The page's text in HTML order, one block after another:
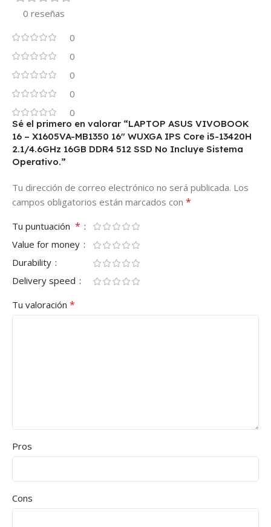
0 reseñas
0
0
0
0
0
Sé el primero en valorar “LAPTOP ASUS VIVOBOOK
16 – X1605VA-MB1350 16″ WUXGA IPS Core i5-13420H
2.1/4.6GHz 16GB DDR4 512 SSD No Incluye Sistema
Operativo.”
Tu dirección de correo electrónico no será publicada. Los
campos obligatorios están marcados con *
Tu puntuación *
Value for money
Durability
Delivery speed
Tu valoración *
Pros
Cons